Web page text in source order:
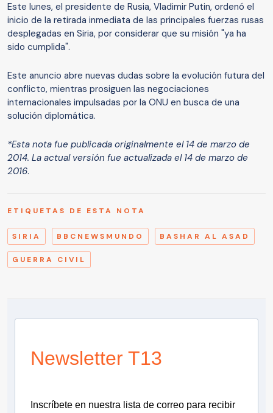
Este lunes, el presidente de Rusia, Vladimir Putin, ordenó el
inicio de la retirada inmediata de las principales fuerzas rusas
desplegadas en Siria, por considerar que su misión "ya ha
sido cumplida".
Este anuncio abre nuevas dudas sobre la evolución futura del
conflicto, mientras prosiguen las negociaciones
internacionales impulsadas por la ONU en busca de una
solución diplomática.
*Esta nota fue publicada originalmente el 14 de marzo de
2014. La actual versión fue actualizada el 14 de marzo de
2016.
ETIQUETAS DE ESTA NOTA
SIRIA BBCNEWSMUNDO BASHAR AL ASAD
GUERRA CIVIL
Newsletter T13
Inscríbete en nuestra lista de correo para recibir